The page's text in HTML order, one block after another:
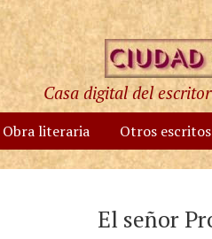
Casa digital del
Obra literaria Otros escritos
El señor